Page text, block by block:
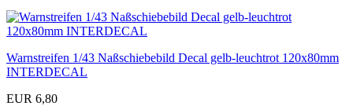
Warnstreifen 1/43 Naßschiebebild Decal gelb-leuchtrot 120x80mm
INTERDECAL
EUR 6,80